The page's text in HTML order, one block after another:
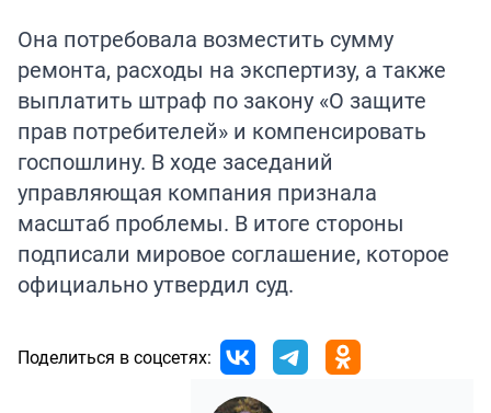
Она потребовала возместить сумму
ремонта, расходы на экспертизу, а также
выплатить штраф по закону «О защите
прав потребителей» и компенсировать
госпошлину. В ходе заседаний
управляющая компания признала
масштаб проблемы. В итоге стороны
подписали мировое соглашение, которое
официально утвердил суд.
Поделиться в соцсетях: